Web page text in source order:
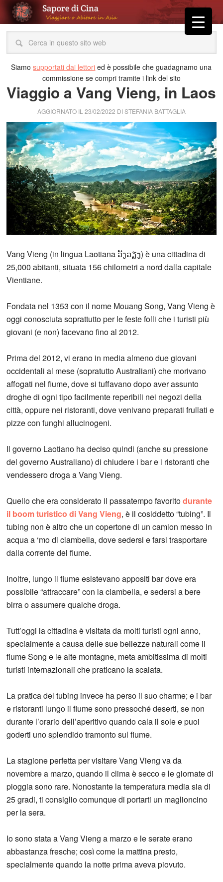
Siamosupportati dai lettori ed è possibile che guadagnamo una
commissione se compri tramite i link del sito
Viaggio a Vang Vieng, in Laos
AGGIORNATO IL 23/02/2022 DISTEFANIA BATTAGLIA
Vang Vieng (in lingua Laotiana ວັງວຽງ) è una cittadina di
25,000 abitanti, situata 156 chilometri a nord dalla capitale
Vientiane.
Fondata nel 1353 con il nome Mouang Song, Vang Vieng è
oggi conosciuta soprattutto per le feste folli che i turisti più
giovani (e non) facevano fino al 2012.
Prima del 2012, vi erano in media almeno due giovani
occidentali al mese (sopratutto Australiani) che morivano
affogati nel fiume, dove si tuffavano dopo aver assunto
droghe di ogni tipo facilmente reperibili nei negozi della
città, oppure nei ristoranti, dove venivano preparati frullati e
pizze con funghi allucinogeni.
Il governo Laotiano ha deciso quindi (anche su pressione
del governo Australiano) di chiudere i bar e i ristoranti che
vendessero droga a Vang Vieng.
Quello che era considerato il passatempo favoritodurante
il boom turistico di Vang Vieng, è il cosiddetto “tubing”. Il
tubing non è altro che un copertone di un camion messo in
acqua a ‘mo di ciambella, dove sedersi e farsi trasportare
dalla corrente del fiume.
Inoltre, lungo il fiume esistevano appositi bar dove era
possibile “attraccare” con la ciambella, e sedersi a bere
birra o assumere qualche droga.
Tutt’oggi la cittadina è visitata da molti turisti ogni anno,
specialmente a causa delle sue bellezze naturali come il
fiume Song e le alte montagne, meta ambitissima di molti
turisti internazionali che praticano la scalata.
La pratica del tubing invece ha perso il suo charme; e i bar
e ristoranti lungo il fiume sono pressoché deserti, se non
durante l’orario dell’aperitivo quando cala il sole e puoi
goderti uno splendido tramonto sul fiume.
La stagione perfetta per visitare Vang Vieng va da
novembre a marzo, quando il clima è secco e le giornate di
pioggia sono rare. Nonostante la temperatura media sia di
25 gradi, ti consiglio comunque di portarti un maglioncino
per la sera.
Io sono stata a Vang Vieng a marzo e le serate erano
abbastanza fresche; così come la mattina presto,
specialmente quando la notte prima aveva piovuto.